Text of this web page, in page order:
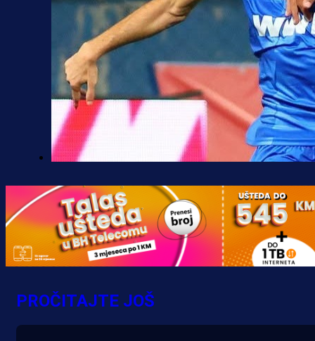
Željo uprkos svim problemima
krenuo pobjedom: Plavi slavili na
Grbavici!
PROČITAJTE JOŠ